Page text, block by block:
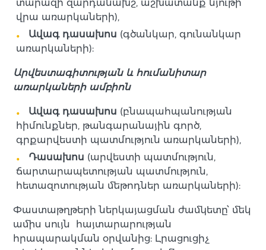
տարազի զարդանախշ, աշխատանք նյութի
վրա առարկաների),
Ավագ դասախոս (գծանկար, գունանկար
առարկաների):
Արվեստագիտության և հումանիտար
առարկաների ամբիոն
Ավագ դասախոս (բնապահպանության
հիմունքներ, թանգարանային գործ,
գրքարվեստի պատմություն առարկաների),
Դասախոս (արվեստի պատմություն,
ճարտարապետության պատմություն,
հետազոտության մեթոդներ առարկաների):
Փաստաթղթերի ներկայացման ժամկետը՝ մեկ
ամիս սույն հայտարարության
հրապարակման օրվանից: Լրացուցիչ